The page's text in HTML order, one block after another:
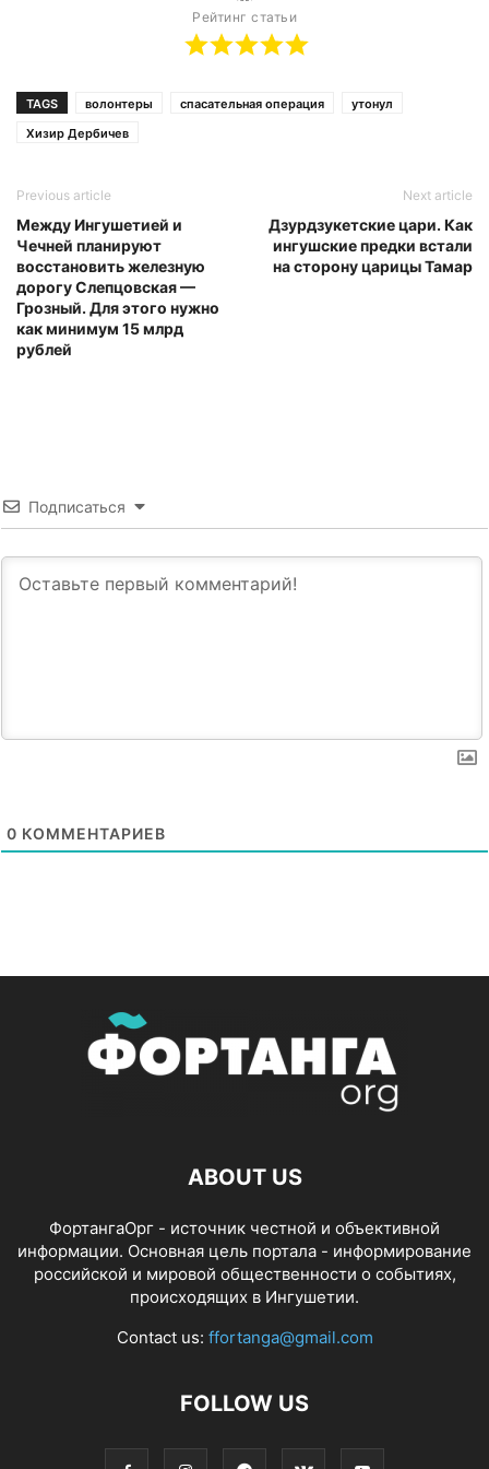
Рейтинг статьи
TAGS волонтеры спасательная операция
утонул
Хизир Дербичев
Previous article
Между Ингушетией и
Чечней планируют
восстановить железную
дорогу Слепцовская —
Грозный. Для этого нужно
как минимум 15 млрд
рублей
Next article
Дзурдзукетские цари. Как
ингушские предки встали
на сторону царицы Тамар
Подписаться
0 КОММЕНТАРИЕВ
ABOUT US
ФортангаОрг - источник честной и объективной
информации. Основная цель портала - информирование
российской и мировой общественности о событиях,
происходящих в Ингушетии.
Contact us: ffortanga@gmail.com
FOLLOW US